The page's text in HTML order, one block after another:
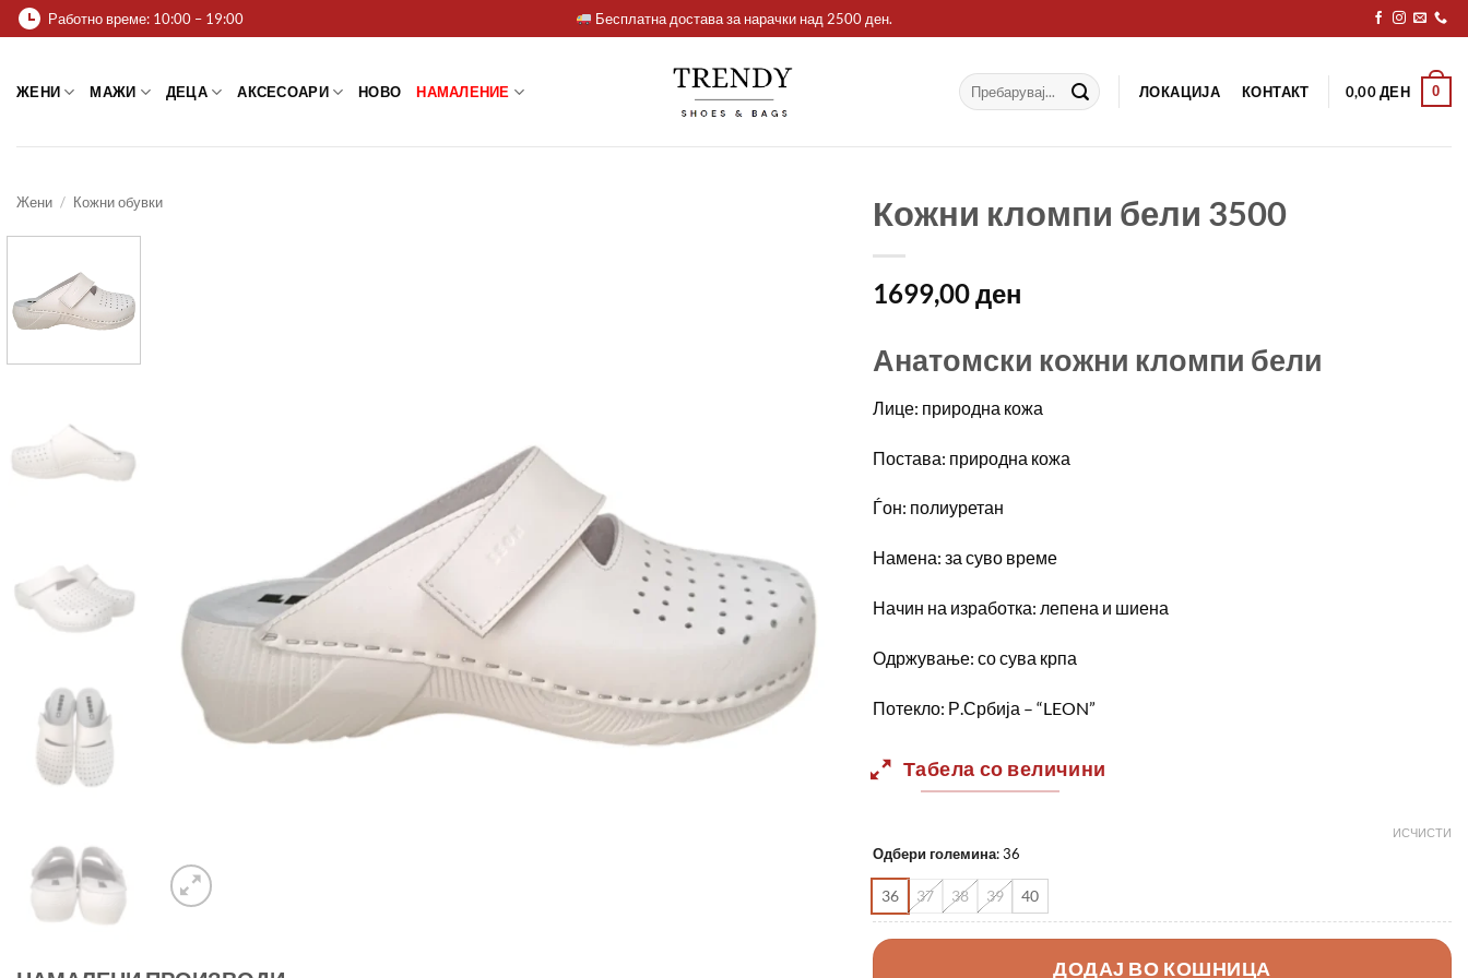
Skip
to
Работно време: 10:00 – 19:00 Бесплатна достава за нарачки над 2500 ден.
ЖЕНИ МАЖИ ДЕЦА АКСЕСОАРИ НОВО НАМАЛЕНИЕ
Барај
за:
ЛОКАЦИЈА КОНТАКТ 0,00ДЕН 0
Жени / Кожни обувки Кожни кломпи бели 3500
1699,00ден
Анатомски кожни кломпи бели
Лице: природна кожа
Постава: природна кожа
Ѓон: полиуретан
Намена: за суво време
Начин на изработка: лепена и шиена
Одржување: со сува крпа
Потекло: Р.Србија – “LEON”
Табела со величини
Одбери големина:36
36 37 38 39 40
ИСЧИСТИ
ДОДАЈ ВО КОШНИЦА